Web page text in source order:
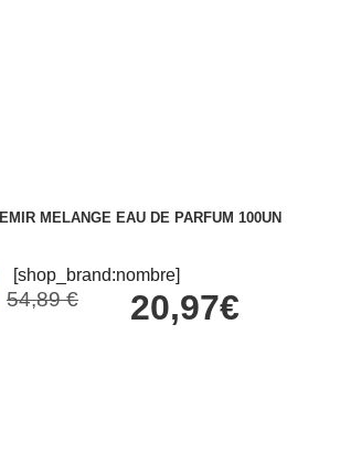
EMIR MELANGE EAU DE PARFUM 100UN
[shop_brand:nombre]
54,89 € 20,97€